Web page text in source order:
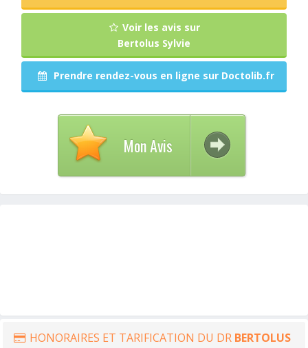
Voir les avis sur
Bertolus Sylvie
Prendre rendez-vous en ligne sur Doctolib.fr
Mon Avis
HONORAIRES ET TARIFICATION DU DR BERTOLUS